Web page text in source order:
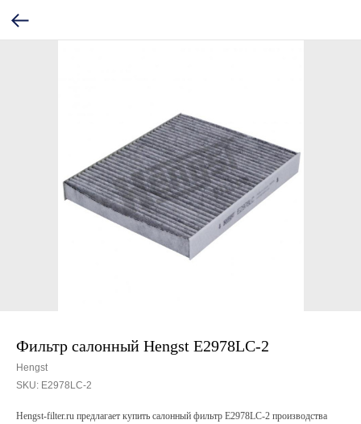
Фильтр салонный Hengst E2978LC-2
Hengst
SKU: E2978LC-2
Hengst-filter.ru предлагает купить салонный фильтр E2978LC-2 производства